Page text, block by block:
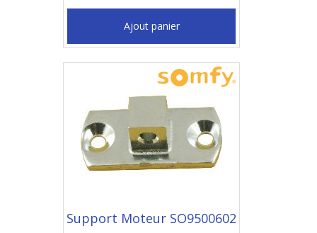
Ajout panier
Support Moteur SO9500602